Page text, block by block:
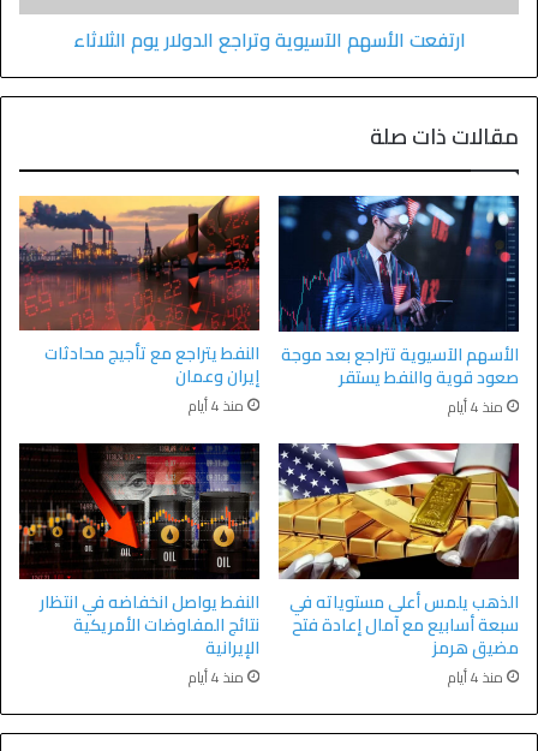
ارتفعت الأسهم الآسيوية وتراجع الدولار يوم الثلاثاء
مقالات ذات صلة
الأسهم الآسيوية تتراجع بعد موجة
صعود قوية والنفط يستقر
منذ 4 أيام
النفط يتراجع مع تأجيج محادثات
إيران وعمان
منذ 4 أيام
الذهب يلمس أعلى مستوياته في
سبعة أسابيع مع آمال إعادة فتح
مضيق هرمز
منذ 4 أيام
النفط يواصل انخفاضه في انتظار
نتائج المفاوضات الأمريكية
الإيرانية
منذ 4 أيام